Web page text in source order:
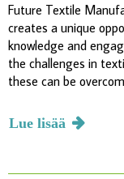
Future Textile
creates a unique
knowledge and
the challenges in
these can be
Lue lisää